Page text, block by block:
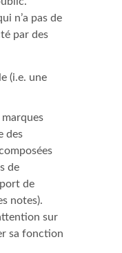
n’a pas de
par des
(i.e. une
des
de
de
notes).
sur
sa fonction